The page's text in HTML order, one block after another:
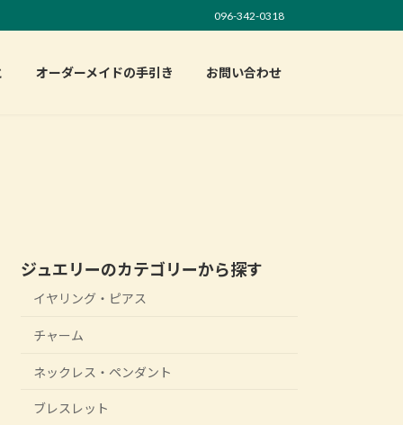
096-342-0318
オーダーメイドの手引き お問い合わせ
ジュエリーのカテゴリーから探す
イヤリング・ピアス
チャーム
ネックレス・ペンダント
ブレスレット